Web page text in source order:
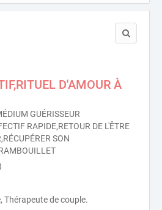
D'AMOUR À
GUÉRISSEUR
RAPIDE,RETOUR DE L'ÊTRE
SON
Thérapeute de couple.